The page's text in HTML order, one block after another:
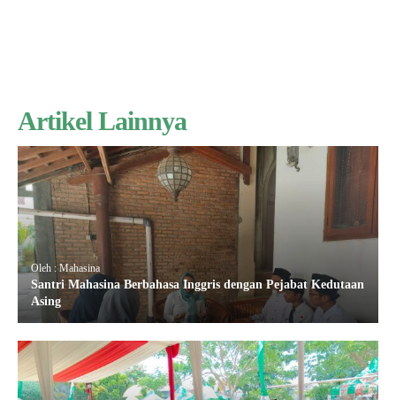
Artikel Lainnya
Oleh : Mahasina
Santri Mahasina Berbahasa Inggris dengan Pejabat Kedutaan
Asing